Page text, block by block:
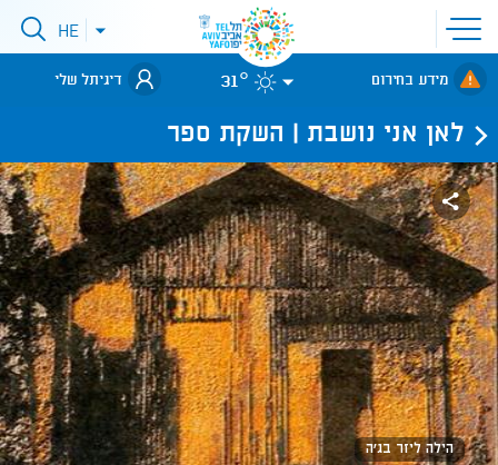
פתיחת
תפריט
אתר
לאתר עיריית
תל-אביב
פתיחתHE
מידע בחירום 31° דיגיתל שלי
לאן אני נושבת | השקת ספר
הילה ליזר בג'ה